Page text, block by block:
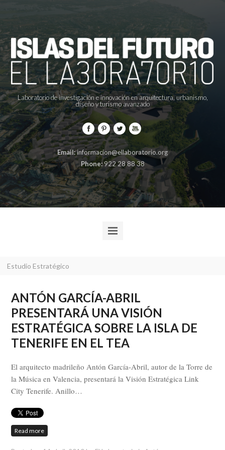
Laboratorio de investigación e innovación en arquitectura, urbanismo,
diseño y turismo avanzado
Email:informacion@ellaboratorio.org
Phone:922 28 88 38
Estudio Estratégico
ANTÓN GARCÍA-ABRIL
PRESENTARÁ UNA VISIÓN
ESTRATÉGICA SOBRE LA ISLA DE
TENERIFE EN EL TEA
El arquitecto madrileño Antón García-Abril, autor de la Torre de
la Música en Valencia, presentará la Visión Estratégica Link
City Tenerife. Anillo…
Read more